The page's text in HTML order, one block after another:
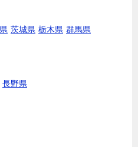
茨城県 栃木県 群馬県
長野県